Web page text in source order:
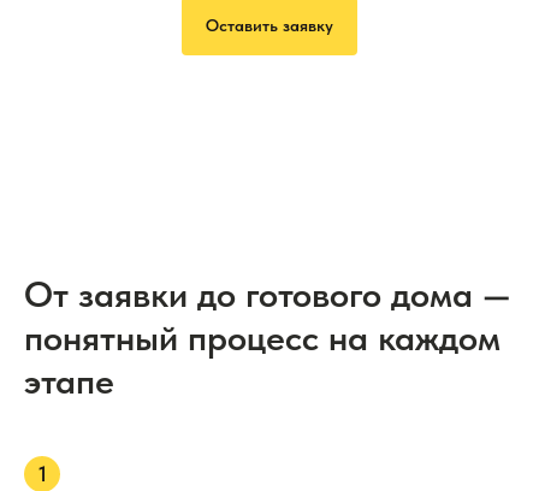
Оставить заявку
От заявки до готового дома —
понятный процесс на каждом
этапе